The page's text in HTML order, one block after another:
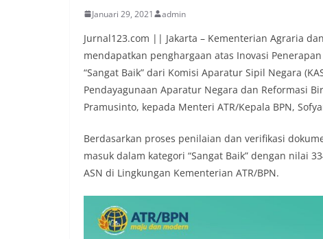
Januari 29, 2021 admin
Jurnal123.com || Jakarta – Kementerian Agraria
mendapatkan penghargaan atas Inovasi
“Sangat Baik” dari Komisi Aparatur Sipil Negara
Pendayagunaan Aparatur Negara dan Reformasi
Pramusinto, kepada Menteri ATR/Kepala BPN,
Berdasarkan proses penilaian dan verifikasi
masuk dalam kategori “Sangat Baik” dengan nilai
ASN di Lingkungan Kementerian ATR/BPN.